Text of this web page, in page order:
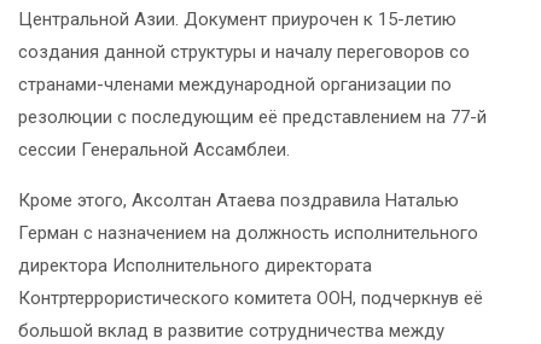
Центральной Азии. Документ приурочен к 15-летию
создания данной структуры и началу переговоров со
странами-членами международной организации по
резолюции с последующим её представлением на 77-й
сессии Генеральной Ассамблеи.
Кроме этого, Аксолтан Атаева поздравила Наталью
Герман с назначением на должность исполнительного
директора Исполнительного директората
Контртеррористического комитета ООН, подчеркнув её
большой вклад в развитие сотрудничества между